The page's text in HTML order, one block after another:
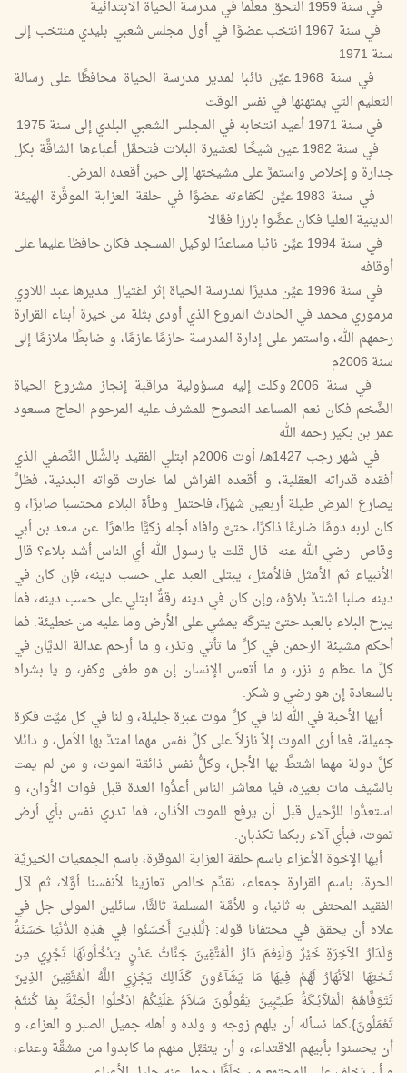
في سنة 1959 التحق معلِّما في مدرسة الحياة الابتدائية
في سنة 1967 انتخب عضوًا في أول مجلس شعبي بليدي منتخب إلى
سنة 1971
في سنة 1968 عيِّن نائبا لمدير مدرسة الحياة محافظًا على رسالة
التعليم التي يمتهنها في نفس الوقت
في سنة 1971 أعيد انتخابه في المجلس الشعبي البلدي إلى سنة 1975
في سنة 1982 عين شيخًا لعشيرة البلات فتحمَّل أعباءها الشاقَّة بكل
جدارة و إخلاص واستمرَّ على مشيختها إلى حين أقعده المرض.
في سنة 1983 عيِّن لكفاءته عضوًا في حلقة العزابة الموقَّرة الهيئة
الدينية العليا فكان عضًوا بارزا فعَّالا
في سنة 1994 عيِّن نائبا مساعدًا لوكيل المسجد فكان حافظا عليما على
أوقافه
في سنة 1996 عيِّن مديرًا لمدرسة الحياة إثر اغتيال مديرها عبد اللاوي
مرموري محمد في الحادث المروع الذي أودى بثلة من خيرة أبناء القرارة
رحمهم الله، واستمر على إدارة المدرسة حازمًا عازمًا، و ضابطًا ملازمًا إلى
سنة 2006م
في سنة 2006 وكلت إليه مسؤولية مراقبة إنجاز مشروع الحياة
الضَّخم فكان نعم المساعد النصوح للمشرف عليه المرحوم الحاج مسعود
عمر بن بكير رحمه الله
في شهر رجب 1427هـ/ أوت 2006م ابتلي الفقيد بالشَّلل النِّصفي الذي
أفقده قدراته العقلية، و أقعده الفراش لما خارت قواته البدنية، فظلَّ
يصارع المرض طيلة أربعين شهرًا، فاحتمل وطأة البلاء محتسبا صابرًا، و
كان لربه دومًا ضارعًا ذاكرًا، حتىَّ وافاه أجله زكيًّا طاهرًا. عن سعد بن أبي
وقاص رضي الله عنه قال قلت يا رسول الله أي الناس أشد بلاء؟ قال
الأنبياء ثم الأمثل فالأمثل، يبتلى العبد على حسب دينه، فإن كان في
دينه صلبا اشتدَّ بلاؤه، وإن كان في دينه رقةٌ ابتلي على حسب دينه، فما
يبرح البلاء بالعبد حتىَّ يتركَه يمشي على الأرض وما عليه من خطيئة. فما
أحكم مشيئة الرحمن في كلِّ ما تأتي وتذر، و ما أرحم عدالة الديَّان في
كلِّ ما عظم و نزر، و ما أتعس الإنسان إن هو طغى وكفر، و يا بشراه
بالسعادة إن هو رضي و شكر.
أيها الأحبة في الله لنا في كلِّ موت عبرة جليلة، و لنا في كل ميِّت فكرة
جميلة، فما أرى الموت إلاَّ نازلاً على كلِّ نفس مهما امتدَّ بها الأمل، و دائلا
كلَّ دولة مهما اشتطَّ بها الأجل، وكلُّ نفس ذائقة الموت، و من لم يمت
بالسَّيف مات بغيره، فيا معاشر الناس أعدُّوا العدة قبل فوات الأوان، و
استعدُّوا للرَّحيل قبل أن يرفع للموت الأذان، فما تدري نفس بأي أرض
تموت، فبأي آلاء ربكما تكذبان.
أيها الإخوة الأعزاء باسم حلقة العزابة الموقرة، باسم الجمعيات الخيريَّة
الحرة، باسم القرارة جمعاء، نقدِّم خالص تعازينا لأنفسنا أوَّلا، ثم لآل
الفقيد المحتفى به ثانيا، و للأمَّة المسلمة ثالثًا، سائلين المولى جل في
علاه أن يحقق في محتفانا قوله: {لِّلذِينَ أَحْسَنُوا فِي هَذِهِ الدُّنْيَا حَسَنَةٌ
وَلَدَارُ الاَخِرَةِ خَيْرٌ وَلَنِعْمَ دَارُ الْمُتَّقِينَ جَنَّاتُ عَدْنٍ يـَدْخُلُونَهَا تَجْرِي مِن
تَـحْتِهَا الاَنْهَارُ لَهُمْ فِيهَا مَا يَشَآءُونَ كَذَالِكَ يَجْزِي اللَّهُ الْمُتَّقِينَ الذِينَ
تَتَوَفَّاهُمُ الْمَلآَئِـكَةُ طَيـِّبِينَ يَقُولُونَ سَلاَمٌ عَلَيْكُمُ ادْخُلُوا الْجَنَّةَ بِمَا كُنتُمْ
تَعْمَلُونَ}.كما نسأله أن يلهم زوجه و ولده و أهله جميل الصبر و العزاء، و
أن يحسنوا بأبيهم الاقتداء، و أن يتقبَّل منهم ما كابدوا من مشقَّة وعناء،